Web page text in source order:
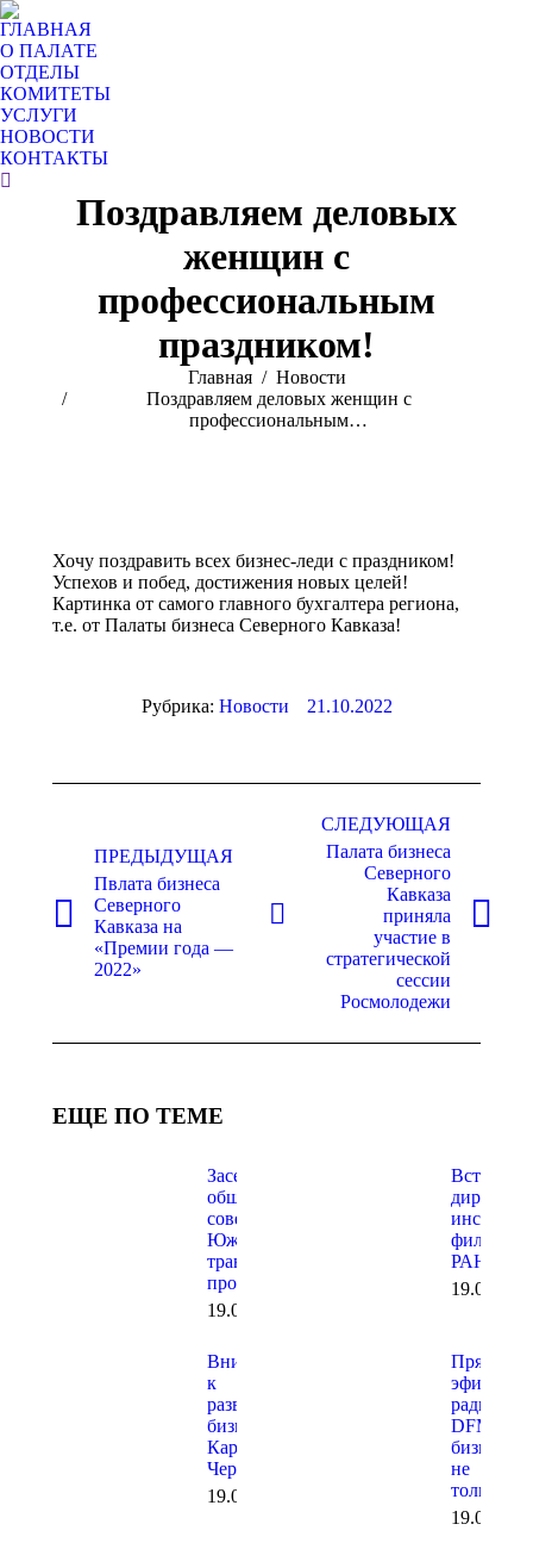
ГЛАВНАЯ
О ПАЛАТЕ
ОТДЕЛЫ
КОМИТЕТЫ
УСЛУГИ
НОВОСТИ
КОНТАКТЫ
Поиск:
Поздравляем деловых
женщин с
профессиональным
праздником!
Главная
Новости
Поздравляем деловых женщин с
профессиональным…
Хочу поздравить всех бизнес-леди с праздником!
Успехов и побед, достижения новых целей!
Картинка от самого главного бухгалтера региона,
т.е. от Палаты бизнеса Северного Кавказа!
Рубрика: Новости 21.10.2022
записям
ПРЕДЫДУЩАЯ
Предыдущая
запись:
Пвлата бизнеса
Северного
Кавказа на
«Премии года —
2022»
СЛЕДУЮЩАЯ
Следующая
запись:
Палата бизнеса
Северного
Кавказа
приняла
участие в
стратегической
сессии
Росмолодежи
ЕЩЕ ПО ТЕМЕ
Заседание
общественного
совета при
Южной
транспортной
прокуратуре
19.06.2026
Встреча с
филиала
Внимание
к
развитию
бизнеса в
Карачаево-
Черкесии
19.06.2026
Прямой
эфир на
радио
DFM о
бизнесе и
не
только…